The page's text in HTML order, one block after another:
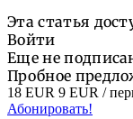
Эта статья
Войти
Еще не
Пробное
18 EUR 9 EUR /
Абонировать!